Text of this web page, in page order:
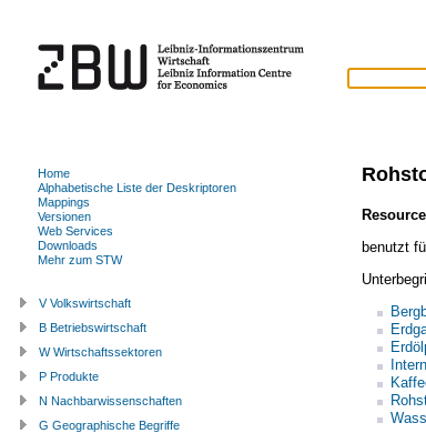
benutzt
Home
Alphabetische Liste der Deskriptoren
Mappings
Versionen
Web Services
Downloads
Mehr zum STW
V Volkswirtschaft
B Betriebswirtschaft
W Wirtschaftssektoren
P Produkte
N Nachbarwissenschaften
G Geographische Begriffe